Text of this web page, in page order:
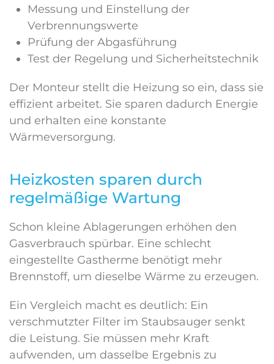
Messung und Einstellung der
Verbrennungswerte
Prüfung der Abgasführung
Test der Regelung und Sicherheitstechnik
Der Monteur stellt die Heizung so ein, dass sie
effizient arbeitet. Sie sparen dadurch Energie
und erhalten eine konstante
Wärmeversorgung.
Heizkosten sparen durch
regelmäßige Wartung
Schon kleine Ablagerungen erhöhen den
Gasverbrauch spürbar. Eine schlecht
eingestellte Gastherme benötigt mehr
Brennstoff, um dieselbe Wärme zu erzeugen.
Ein Vergleich macht es deutlich: Ein
verschmutzter Filter im Staubsauger senkt
die Leistung. Sie müssen mehr Kraft
aufwenden, um dasselbe Ergebnis zu